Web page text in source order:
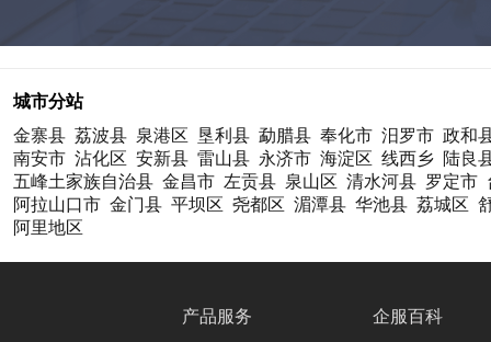
城市分站
金寨县 荔波县 泉港区 垦利县 勐腊县 奉化市 汨罗市 政和
南安市 沾化区 安新县 雷山县 永济市 海淀区 线西乡 陆良
五峰土家族自治县 金昌市 左贡县 泉山区 清水河县 罗定市
阿拉山口市 金门县 平坝区 尧都区 湄潭县 华池县 荔城区
阿里地区
产品服务 企服百科